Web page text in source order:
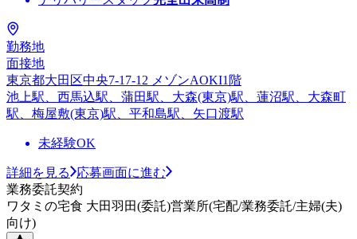
勤務地
面接地
東京都大田区中央7-17-12 メゾンAOKI1階
池上駅、西馬込駅、蒲田駅、大森(東京)駅、蓮沼駅、大森町
駅、梅屋敷(東京)駅、平和島駅、矢口渡駅
未経験OK
詳細を見る
応募画面に進む
業務委託契約
ワタミの宅食 大田羽田(委託)営業所(宅配/業務委託/主婦(夫)
向け)